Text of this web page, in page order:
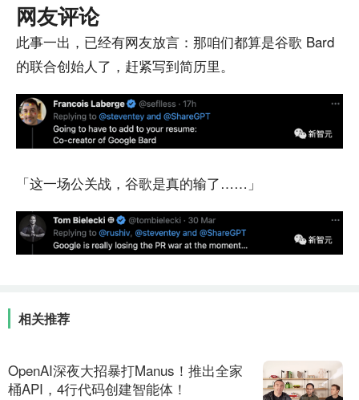
网友评论
此事一出，已经有网友放言：那咱们都算是谷歌 Bard
的联合创始人了，赶紧写到简历里。
「这一场公关战，谷歌是真的输了……」
相关推荐
OpenAI深夜大招暴打Manus！推出全家
桶API，4行代码创建智能体！